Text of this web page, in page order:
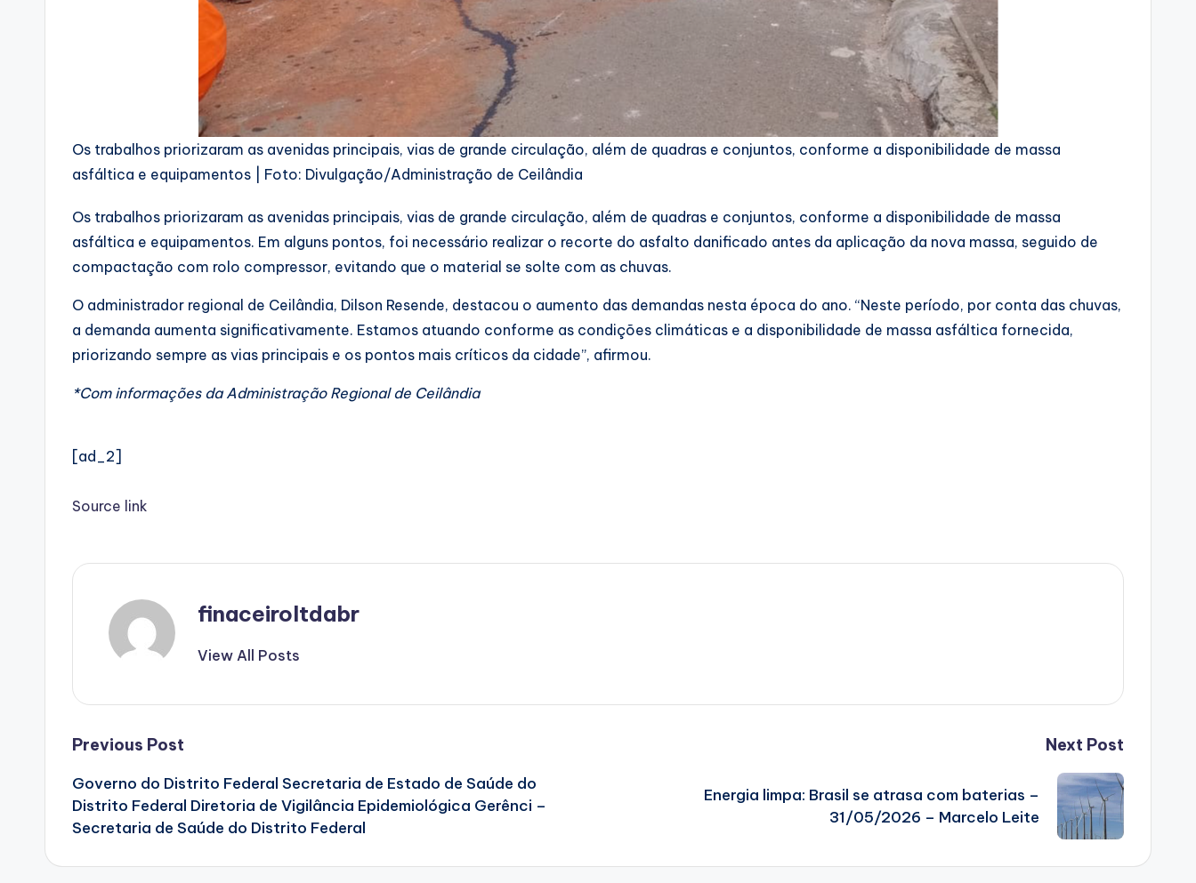
Os trabalhos priorizaram as avenidas principais, vias de grande circulação, além de quadras e conjuntos, conforme a disponibilidade de massa
asfáltica e equipamentos | Foto: Divulgação/Administração de Ceilândia
Os trabalhos priorizaram as avenidas principais, vias de grande circulação, além de quadras e conjuntos, conforme a disponibilidade de massa
asfáltica e equipamentos. Em alguns pontos, foi necessário realizar o recorte do asfalto danificado antes da aplicação da nova massa, seguido de
compactação com rolo compressor, evitando que o material se solte com as chuvas.
O administrador regional de Ceilândia, Dilson Resende, destacou o aumento das demandas nesta época do ano. “Neste período, por conta das chuvas,
a demanda aumenta significativamente. Estamos atuando conforme as condições climáticas e a disponibilidade de massa asfáltica fornecida,
priorizando sempre as vias principais e os pontos mais críticos da cidade”, afirmou.
*Com informações da Administração Regional de Ceilândia
[ad_2]
Source link
finaceiroltdabr
View All Posts
Post
navigation
Previous Post
Governo do Distrito Federal Secretaria de Estado de Saúde do
Distrito Federal Diretoria de Vigilância Epidemiológica Gerênci –
Secretaria de Saúde do Distrito Federal
Next Post
Energia limpa: Brasil se atrasa com baterias –
31/05/2026 – Marcelo Leite